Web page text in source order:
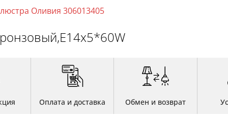
Зал
Коридор и прихожая
Белые
Шары
Особенности
Оливия 306013405
Оплата и доставка Обмен и возврат